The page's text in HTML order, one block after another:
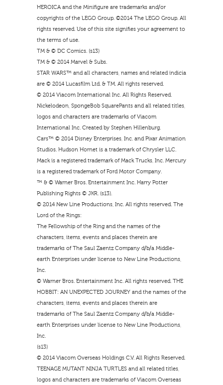
HEROICA and the Minifigure are trademarks and/or
copyrights of the LEGO Group. ©2014 The LEGO Group. All
rights reserved. Use of this site signifies your agreement to
the terms of use.
TM & © DC Comics. (s13)
TM & © 2014 Marvel & Subs.
STAR WARS™ and all characters, names and related indicia
are © 2014 Lucasfilm Ltd. & TM. All rights reserved.
© 2014 Viacom International Inc. All Rights Reserved.
Nickelodeon, SpongeBob SquarePants and all related titles,
logos and characters are trademarks of Viacom
International Inc. Created by Stephen Hillenburg.
Cars™ © 2014 Disney Enterprises, Inc. and Pixar Animation
Studios. Hudson Hornet is a trademark of Chrysler LLC.
Mack is a registered trademark of Mack Trucks, Inc. Mercury
is a registered trademark of Ford Motor Company.
™ & © Warner Bros. Entertainment Inc. Harry Potter
Publishing Rights © JKR. (s13).
© 2014 New Line Productions, Inc. All rights reserved. The
Lord of the Rings:
The Fellowship of the Ring and the names of the
characters, items, events and places therein are
trademarks of The Saul Zaentz Company d/b/a Middle-
earth Enterprises under license to New Line Productions,
Inc.
© Warner Bros. Entertainment Inc. All rights reserved. THE
HOBBIT: AN UNEXPECTED JOURNEY and the names of the
characters, items, events and places therein are
trademarks of The Saul Zaentz Company d/b/a Middle-
earth Enterprises under license to New Line Productions,
Inc.
(s13)
© 2014 Viacom Overseas Holdings C.V. All Rights Reserved.
TEENAGE MUTANT NINJA TURTLES and all related titles,
logos and characters are trademarks of Viacom Overseas